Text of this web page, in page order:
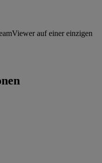
auf einer einzigen